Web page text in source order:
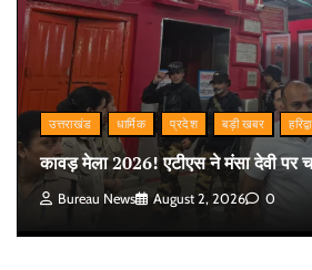
उत्तराखंड धार्मिक प्रदेश बड़ी खबर
कावड़ मेला 2026! एटीएस ने मंसा देवी पर
Bureau News August 2, 2026 0